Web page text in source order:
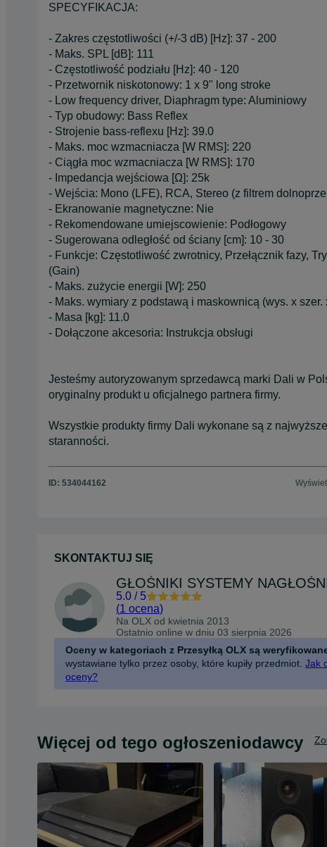
SPECYFIKACJA:
- Zakres częstotliwości (+/-3 dB) [Hz]: 37 - 200
- Maks. SPL [dB]: 111
- Częstotliwość podziału [Hz]: 40 - 120
- Przetwornik niskotonowy: 1 x 9" long stroke
- Low frequency driver, Diaphragm type: Aluminiowy
- Typ obudowy: Bass Reflex
- Strojenie bass-reflexu [Hz]: 39.0
- Maks. moc wzmacniacza [W RMS]: 220
- Ciągła moc wzmacniacza [W RMS]: 170
- Impedancja wejściowa [Ω]: 25k
- Wejścia: Mono (LFE), RCA, Stereo (z filtrem
- Ekranowanie magnetyczne: Nie
- Rekomendowane umiejscowienie: Podłogowy
- Sugerowana odległość od ściany [cm]: 10 - 30
- Funkcje: Częstotliwość zwrotnicy, Przełącznik fazy,
(Gain)
- Maks. zużycie energii [W]: 250
- Maks. wymiary z podstawą i maskownicą (wys. x szer.
- Masa [kg]: 11.0
- Dołączone akcesoria: Instrukcja obsługi
Jesteśmy autoryzowanym sprzedawcą marki Dali w
oryginalny produkt u oficjalnego partnera firmy.
Wszystkie produkty firmy Dali wykonane są z
staranności.
ID: 534044162
SKONTAKTUJ SIĘ
5.0 / 5
(1 ocena)
Na OLX od kwietnia 2013
Ostatnio online w dniu 03 sierpnia 2026
Oceny w kategoriach z Przesyłką OLX są
wystawiane tylko przez osoby, które kupiły przedmiot. Jak
oceny?
Więcej od tego ogłoszeniodawcy